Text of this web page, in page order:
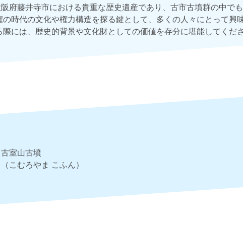
府藤井寺市における貴重な歴史遺産であり、古市古墳群の中で
の時代の文化や権力構造を探る鍵として、多くの人々にとって興
には、歴史的背景や文化財としての価値を存分に堪能してくださ
古室山古墳
（こむろやま こふん）